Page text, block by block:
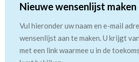
Nieuwe wensenlijst maken
Vul hieronder uw naam en e-mail
wensenlijst aan te maken. U krijgt
met een link waarmee u in de